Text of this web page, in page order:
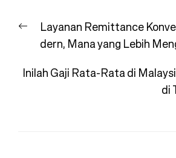
pos
Previous
post:
Layanan Remittance
dern, Mana yang Lebih
Inilah Gaji Rata-Rata di
di